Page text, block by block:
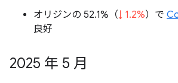
オリジンの 52.1%（↓ 1.2%）で
良好
2025 年 5 月